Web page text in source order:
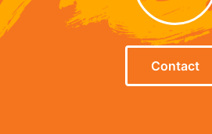
Contact